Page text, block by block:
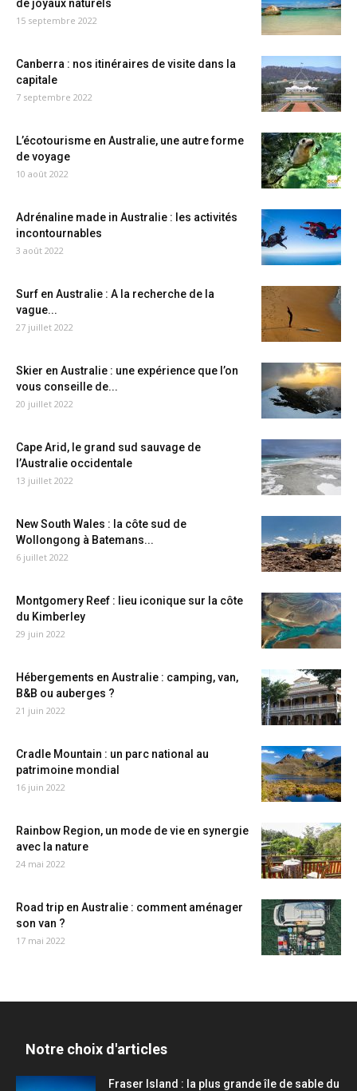
de joyaux naturels
15 septembre 2022
Canberra : nos itinéraires de visite dans la
capitale
7 septembre 2022
L’écotourisme en Australie, une autre forme
de voyage
10 août 2022
Adrénaline made in Australie : les activités
incontournables
3 août 2022
Surf en Australie : A la recherche de la
vague...
27 juillet 2022
Skier en Australie : une expérience que l’on
vous conseille de...
20 juillet 2022
Cape Arid, le grand sud sauvage de
l’Australie occidentale
13 juillet 2022
New South Wales : la côte sud de
Wollongong à Batemans...
6 juillet 2022
Montgomery Reef : lieu iconique sur la côte
du Kimberley
29 juin 2022
Hébergements en Australie : camping, van,
B&B ou auberges ?
21 juin 2022
Cradle Mountain : un parc national au
patrimoine mondial
16 juin 2022
Rainbow Region, un mode de vie en synergie
avec la nature
24 mai 2022
Road trip en Australie : comment aménager
son van ?
17 mai 2022
Notre choix d'articles
Fraser Island : la plus grande île de sable du